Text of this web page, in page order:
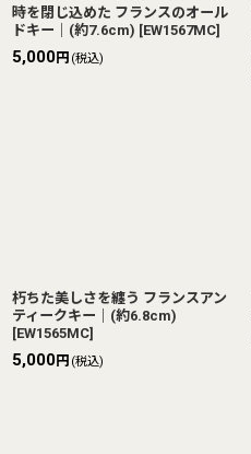
時を閉じ込めた フランスのオール
ドキー｜(約7.6cm) [EW1567MC]
5,000円 (税込)
朽ちた美しさを纏う フランスアン
ティークキー｜(約6.8cm)
[EW1565MC]
5,000円 (税込)